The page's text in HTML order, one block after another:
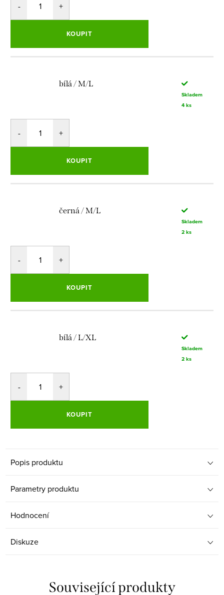
KOUPIT
bílá / M/L
Skladem
4 ks
KOUPIT
černá / M/L
Skladem
2 ks
KOUPIT
bílá / L/XL
Skladem
2 ks
KOUPIT
Popis produktu
Parametry produktu
Hodnocení
Diskuze
Související produkty